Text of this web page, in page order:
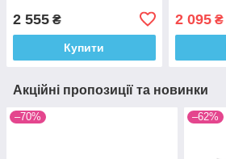
2 555 ₴
Купити
2 095₴
Акційні пропозиції та новинки
–70% –62%